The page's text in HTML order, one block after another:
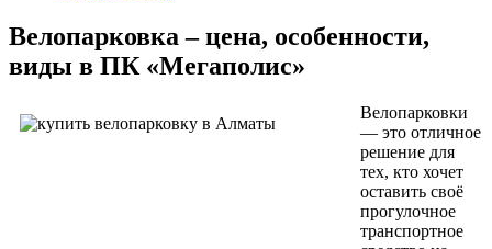
Велопарковка – цена, особенности,
виды в ПК «Мегаполис»
Велопарковки
— это отличное
решение для
тех, кто хочет
оставить своё
прогулочное
транспортное